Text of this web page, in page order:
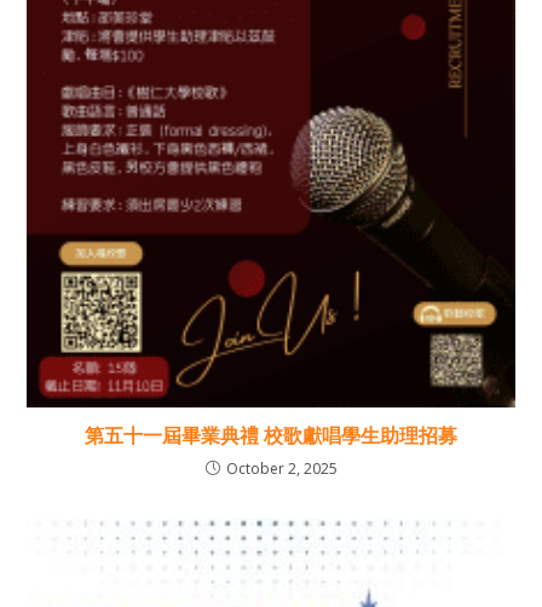
第五十一屆畢業典禮 校歌獻唱學生助理招募
October 2, 2025